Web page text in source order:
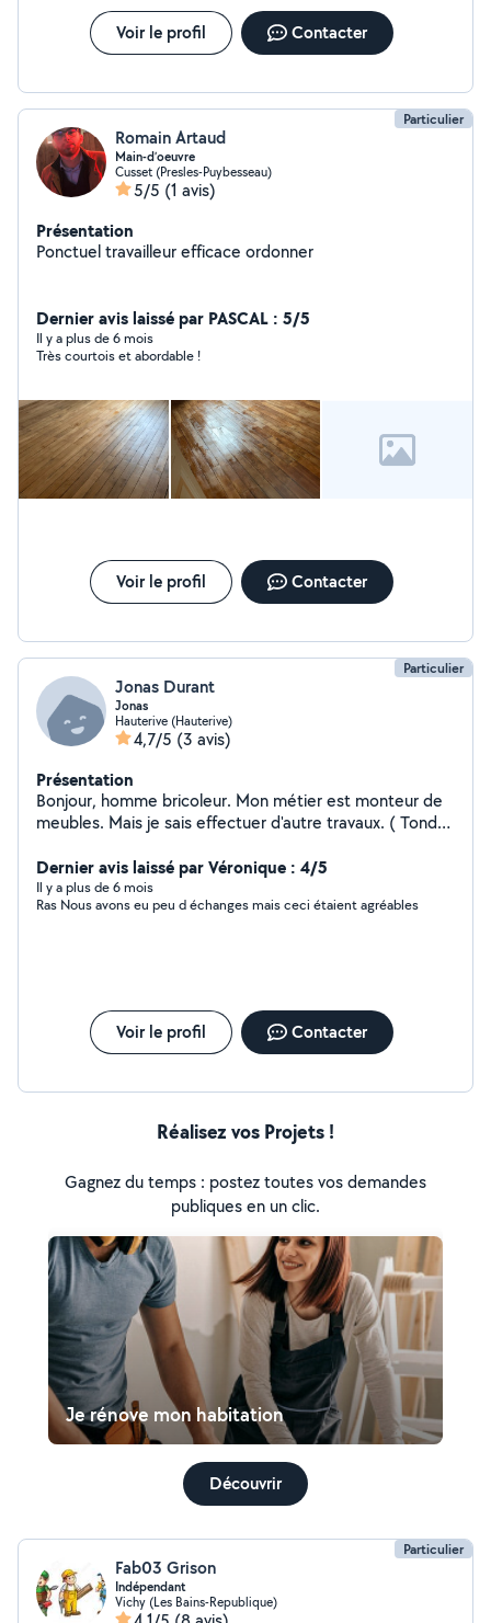
Voir le profil Contacter
Particulier
Romain Artaud
Main-d’oeuvre
Cusset (Presles-Puybesseau)
5/5 (1 avis)
Présentation
Ponctuel travailleur efficace ordonner
Dernier avis laissé par PASCAL : 5/5
Il y a plus de 6 mois
Très courtois et abordable !
Voir le profil Contacter
Particulier
Jonas Durant
Jonas
Hauterive (Hauterive)
4,7/5 (3 avis)
Présentation
Bonjour, homme bricoleur. Mon métier est monteur de
meubles. Mais je sais effectuer d'autre travaux. ( Tondre
Dernier avis laissé par Véronique : 4/5
Il y a plus de 6 mois
Ras Nous avons eu peu d échanges mais ceci étaient agréables
Voir le profil Contacter
Réalisez vos Projets !
Gagnez du temps : postez toutes vos demandes
publiques en un clic.
Je rénove mon habitation
Découvrir
Particulier
Fab03 Grison
Indépendant
Vichy (Les Bains-Republique)